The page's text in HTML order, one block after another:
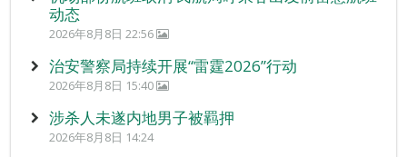
动态
2026年8月8日 22:56
治安警察局持续开展“雷霆2026”行动
2026年8月8日 15:40
涉杀人未遂内地男子被羁押
2026年8月8日 14:24